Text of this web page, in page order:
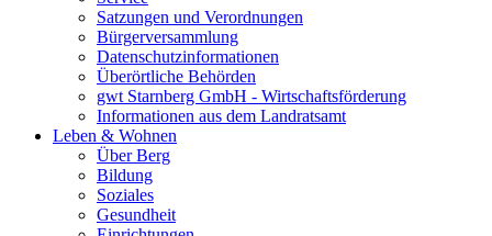
Satzungen und Verordnungen
Bürgerversammlung
Datenschutzinformationen
Überörtliche Behörden
gwt Starnberg GmbH - Wirtschaftsförderung
Informationen aus dem Landratsamt
Leben & Wohnen
Über Berg
Bildung
Soziales
Gesundheit